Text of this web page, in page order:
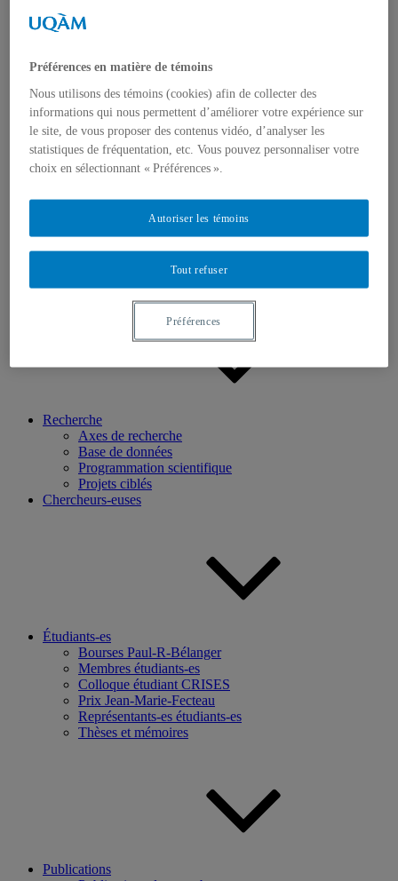
Bourses et prix
Communiqués
Distinctions
Activités
Événements à venir
Archives et bilans
Colloque international CRISES
Perspectives et dialogue
Recherche
Axes de recherche
Base de données
Programmation scientifique
Projets ciblés
Chercheurs-euses
Étudiants-es
Bourses Paul-R-Bélanger
Membres étudiants-es
Colloque étudiant CRISES
Prix Jean-Marie-Fecteau
Représentants-es étudiants-es
Thèses et mémoires
Publications
Préférences en matière de témoins
Nous utilisons des témoins (cookies) afin de collecter des
informations qui nous permettent d’améliorer votre expérience sur
le site, de vous proposer des contenus vidéo, d’analyser les
statistiques de fréquentation, etc. Vous pouvez personnaliser votre
choix en sélectionnant « Préférences ».
Tout refuser
Autoriser les témoins
Préférences